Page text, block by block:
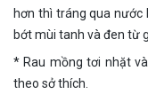
hơn thì tráng qua nước
bớt mùi tanh và đen từ
* Rau mồng tơi nhặt
theo sở thích.